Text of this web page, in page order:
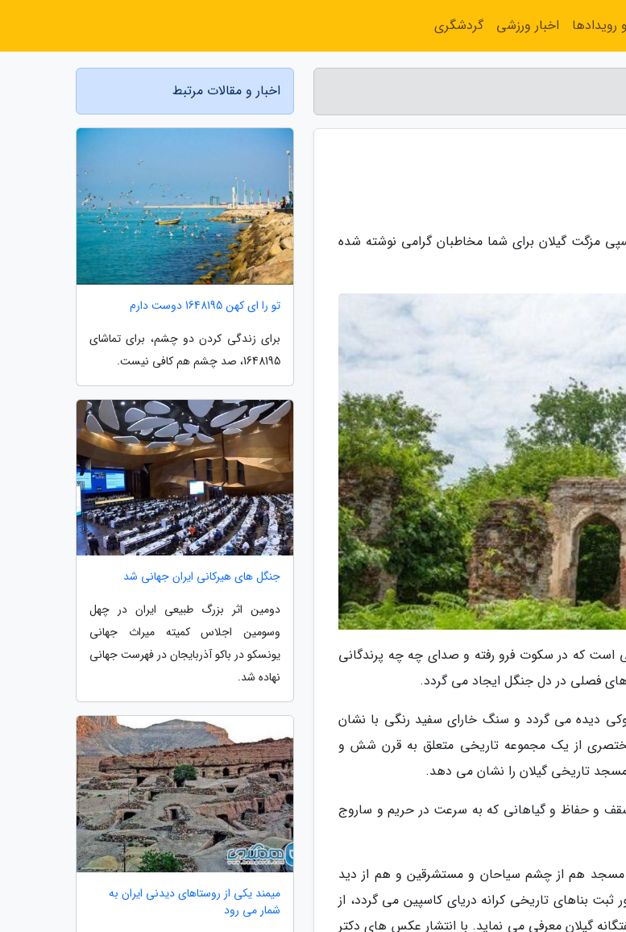
مزگت گیلان برای شما مخاطبان گرامی نوشته شده
است که در سکوت فرو رفته و صدای چه چه پرندگانی
فصلی در دل جنگل ایجاد می گردد.
دیده می گردد و سنگ خارای سفید رنگی با نشان
از یک مجموعه تاریخی متعلق به قرن شش و
تاریخی گیلان را نشان می دهد.
و حفاظ و گیاهانی که به سرعت در حریم و ساروج
مسجد هم از چشم سیاحان و مستشرقین و هم از دید
مانده است، اما از وقتی دکتر منوچهر ستوده دهه 40 مامور ثبت بناهای تاریخی کرانه دریای کاسپین می گردد، از
گیلان معرفی می نماید. با انتشار عکس های دکتر
اخبار و مقالات مرتبط
تو را ای کهن 1648195 دوست دارم
برای زندگی کردن دو چشم، برای تماشای
1648195، صد چشم هم کافی نیست.
جنگل های هیرکانی ایران جهانی شد
دومین اثر بزرگ طبیعی ایران در چهل
وسومین اجلاس کمیته میراث جهانی
یونسکو در باکو آذربایجان در فهرست جهانی
نهاده شد.
میمند یکی از روستاهای دیدنی ایران به
شمار می رود
رویدادها اخبار ورزشی گردشگری